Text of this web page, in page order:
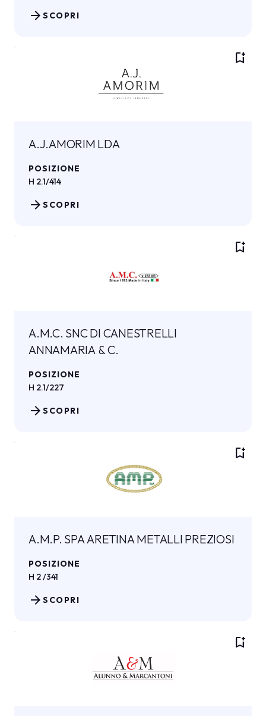
SCOPRI
arrow_forward
bookmark_add
A.J.AMORIM LDA
POSIZIONE
H 2.1/414
SCOPRI
arrow_forward
bookmark_add
A.M.C. SNC DI CANESTRELLI
ANNAMARIA & C.
POSIZIONE
H 2.1/227
SCOPRI
arrow_forward
bookmark_add
A.M.P. SPA ARETINA METALLI PREZIOSI
POSIZIONE
H 2 /341
SCOPRI
arrow_forward
bookmark_add